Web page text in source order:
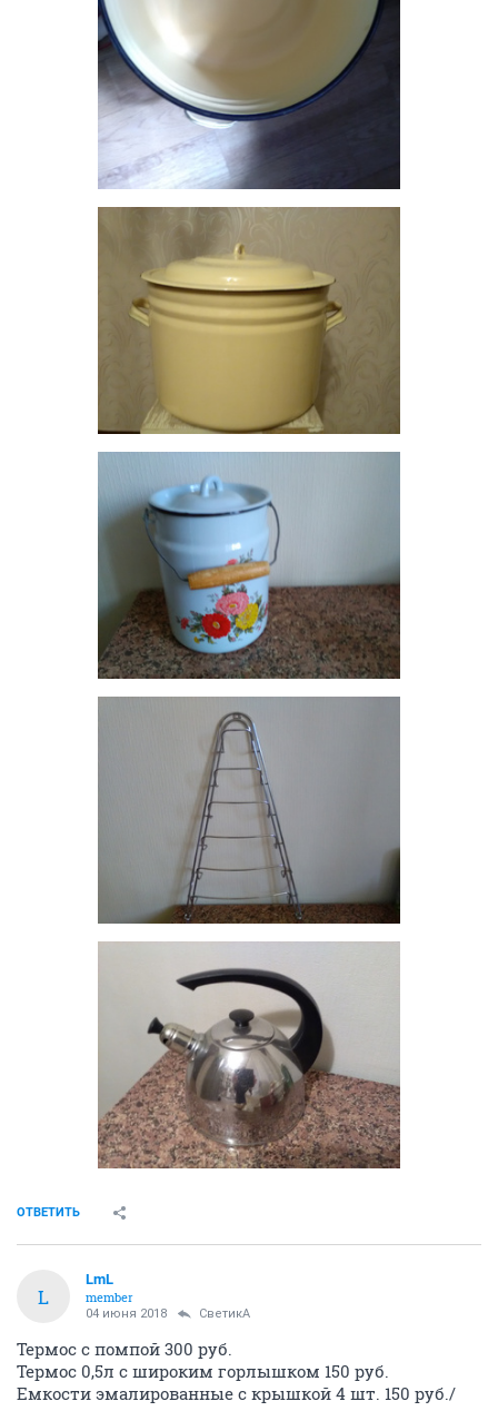
ОТВЕТИТЬ
L
LmL
member
04 июня 2018 СветикА
Термос с помпой 300 руб.
Термос 0,5л с широким горлышком 150 руб.
Емкости эмалированные с крышкой 4 шт. 150 руб./